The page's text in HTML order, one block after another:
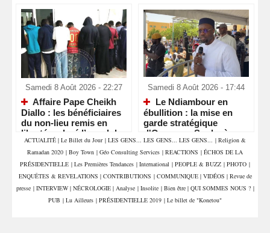
Samedi 8 Août 2026 - 22:27
Affaire Pape Cheikh
Diallo : les bénéficiaires
du non-lieu remis en
liberté malgré l’appel du
parquet
Samedi 8 Août 2026 - 17:44
Le Ndiambour en
ébullition : la mise en
garde stratégique
d'Ousmane Sonko à
Louga
ACTUALITÉ | Le Billet du Jour | LES GENS... LES GENS... LES GENS... | Religion &
Ramadan 2020 | Boy Town | Géo Consulting Services | REACTIONS | ÉCHOS DE LA
PRÉSIDENTIELLE | Les Premières Tendances | International | PEOPLE & BUZZ | PHOTO |
ENQUÊTES & REVELATIONS | CONTRIBUTIONS | COMMUNIQUE | VIDÉOS | Revue de
presse | INTERVIEW | NÉCROLOGIE | Analyse | Insolite | Bien être | QUI SOMMES NOUS ? |
PUB | Lu Ailleurs | PRÉSIDENTIELLE 2019 | Le billet de "Konetou"